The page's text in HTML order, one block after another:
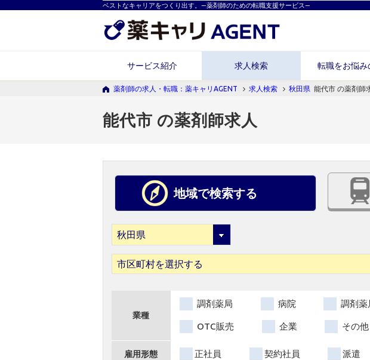
ベストなキャリアをつくり出す。―薬剤師のための転職支援サービス―
サービス紹介 求人検索 転職をお悩み
薬剤師の求人・転職：薬キャリAGENT 求人検索 秋田県 能代市 の薬剤師
能代市 の薬剤師求人
地域で検索する
市区町村を選択する
業種
調剤薬局 病院 調剤薬
OTC販売 企業 その他
雇用形態 正社員 契約社員 派遣